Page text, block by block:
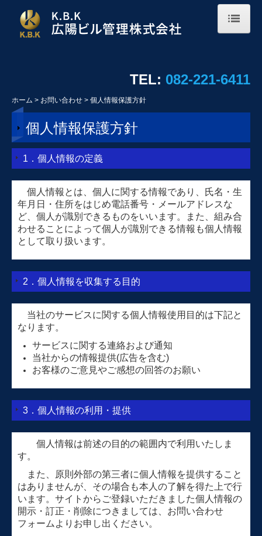
事業案内
採用情報
社員インタビュー
業務アルバム
お問い合わせ
TEL: 082-221-6411
ホーム お問い合わせ 個人情報保護方針
個人情報保護方針
1．個人情報の定義
個人情報とは、個人に関する情報であり、氏名・生
年月日・住所をはじめ電話番号・メールアドレスな
ど、個人が識別できるものをいいます。また、組み合
わせることによって個人が識別できる情報も個人情報
として取り扱います。
2．個人情報を収集する目的
当社のサービスに関する個人情報使用目的は下記と
なります。
サービスに関する連絡および通知
当社からの情報提供(広告を含む)
お客様のご意見やご感想の回答のお願い
3．個人情報の利用・提供
個人情報は前述の目的の範囲内で利用いたしま
す。
また、原則外部の第三者に個人情報を提供すること
はありませんが、その場合も本人の了解を得た上で行
います。サイトからご登録いただきました個人情報の
開示・訂正・削除につきましては、お問い合わせ
フォームよりお申し出ください。